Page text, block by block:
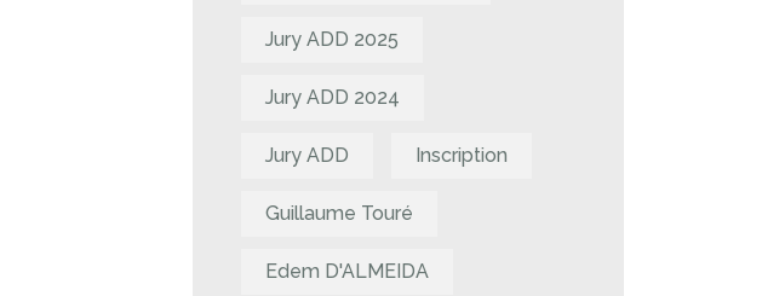
Jury ADD 2025
Jury ADD 2024
Jury ADD Inscription
Guillaume Touré
Edem D'ALMEIDA